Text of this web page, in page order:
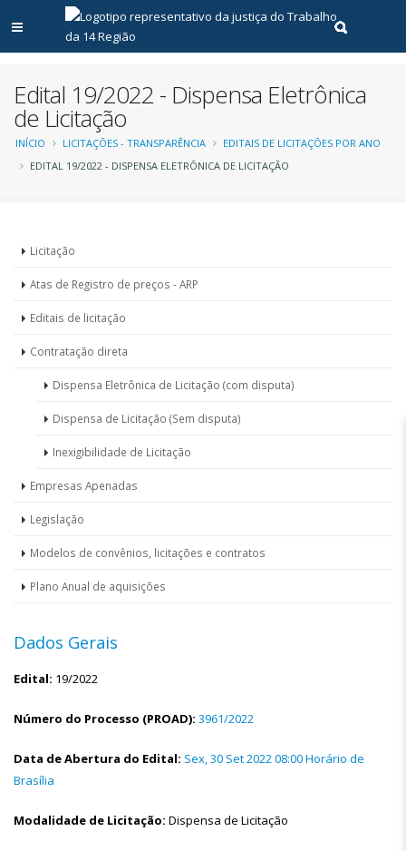
Abrir menu principal
Realizar
Edital 19/2022 - Dispensa Eletrônica
de Licitação
Trilha
INÍCIO LICITAÇÕES - TRANSPARÊNCIA
EDITAIS DE LICITAÇÕES POR ANO
EDITAL 19/2022 - DISPENSA ELETRÔNICA DE LICITAÇÃO
Menu
Licitações
Licitação
Atas de Registro de preços - ARP
Editais de licitação
Contratação direta
Dispensa Eletrônica de Licitação (com disputa)
Dispensa de Licitação (Sem disputa)
Inexigibilidade de Licitação
Empresas Apenadas
Legislação
Modelos de convênios, licitações e contratos
Plano Anual de aquisições
Dados Gerais
Edital: 19/2022
Número do Processo (PROAD): 3961/2022
Data de Abertura do Edital: Sex, 30 Set 2022 08:00 Horário de
Brasília
Modalidade de Licitação: Dispensa de Licitação